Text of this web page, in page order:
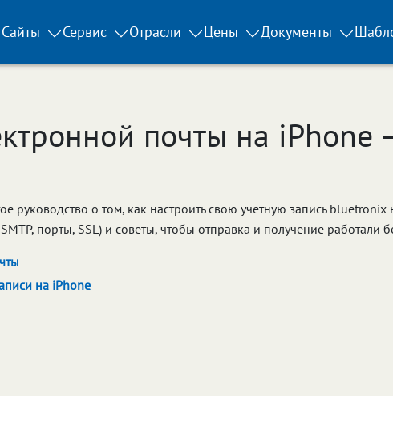
Сайты Сервис Отрасли Цены Документы
почты на iPhone
руководство о том, как настроить свою учетную запись
порты, SSL) и советы, чтобы отправка и получение работали
на iPhone